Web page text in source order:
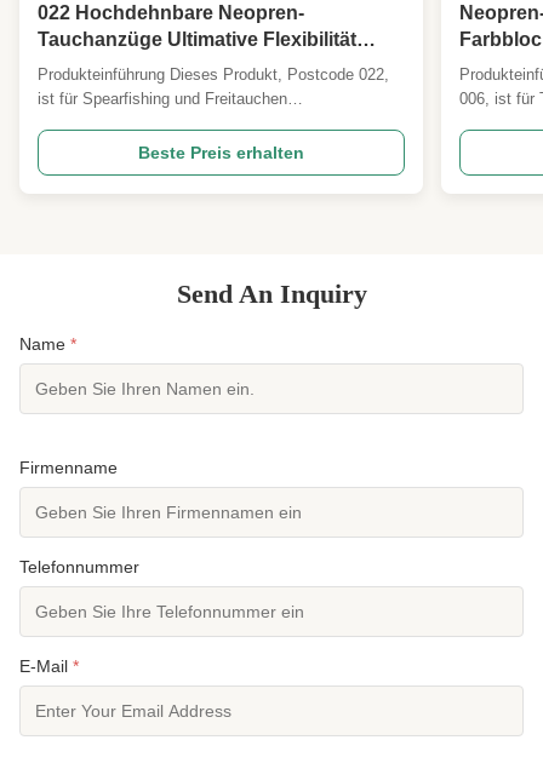
022 Hochdehnbare Neopren-
Tauchanzüge Ultimative Flexibilität
Komfort Unterwasser
Produkteinführung Dieses Produkt, Postcode 022,
ist für Spearfishing und Freitauchen
für UnterwasseraktivitätenErhältlich in
verschiedenen Dicken (3mm, 5mm und 7mm) und
Größen (S, M, L, XL), bietet es eine komfortable
Beste Preis erhalten
für
006, ist für
mittlere
Flexibilität
Send An Inquiry
Name *
Firmenname
Telefonnummer
E-Mail *